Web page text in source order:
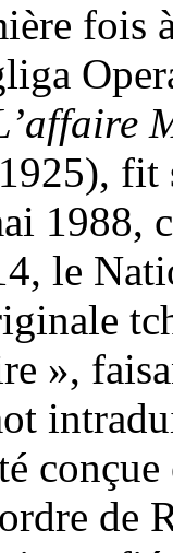
1988,
le
»,
de